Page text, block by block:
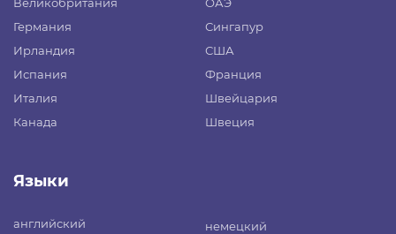
Германия
Ирландия
Испания
Италия
Канада
Сингапур
США
Франция
Швейцария
Швеция
Языки
английский
немецкий